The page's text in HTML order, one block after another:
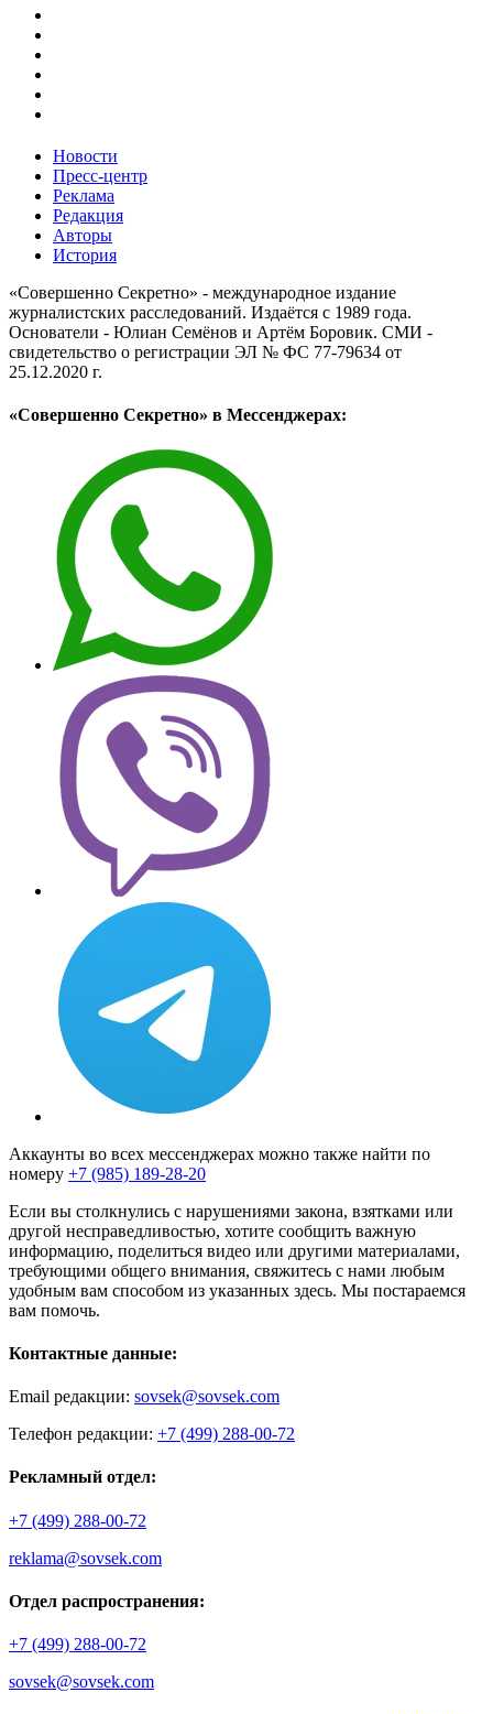
Новости
Пресс-центр
Реклама
Редакция
Авторы
История
«Совершенно Секретно» - международное издание
журналистских расследований. Издаётся с 1989 года.
Основатели - Юлиан Семёнов и Артём Боровик. CМИ -
свидетельство о регистрации ЭЛ № ФС 77-79634 от
25.12.2020 г.
«Совершенно Секретно» в Мессенджерах:
Аккаунты во всех мессенджерах можно также найти по
номеру +7 (985) 189-28-20
Если вы столкнулись с нарушениями закона, взятками или
другой несправедливостью, хотите сообщить важную
информацию, поделиться видео или другими материалами,
требующими общего внимания, свяжитесь с нами любым
удобным вам способом из указанных здесь. Мы постараемся
вам помочь.
Контактные данные:
Email редакции: sovsek@sovsek.com
Телефон редакции: +7 (499) 288-00-72
Рекламный отдел:
+7 (499) 288-00-72
reklama@sovsek.com
Отдел распространения:
+7 (499) 288-00-72
sovsek@sovsek.com